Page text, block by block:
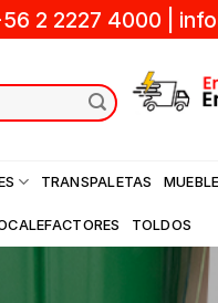
2 2227 4000
TRANSPALETAS
TOLDOS